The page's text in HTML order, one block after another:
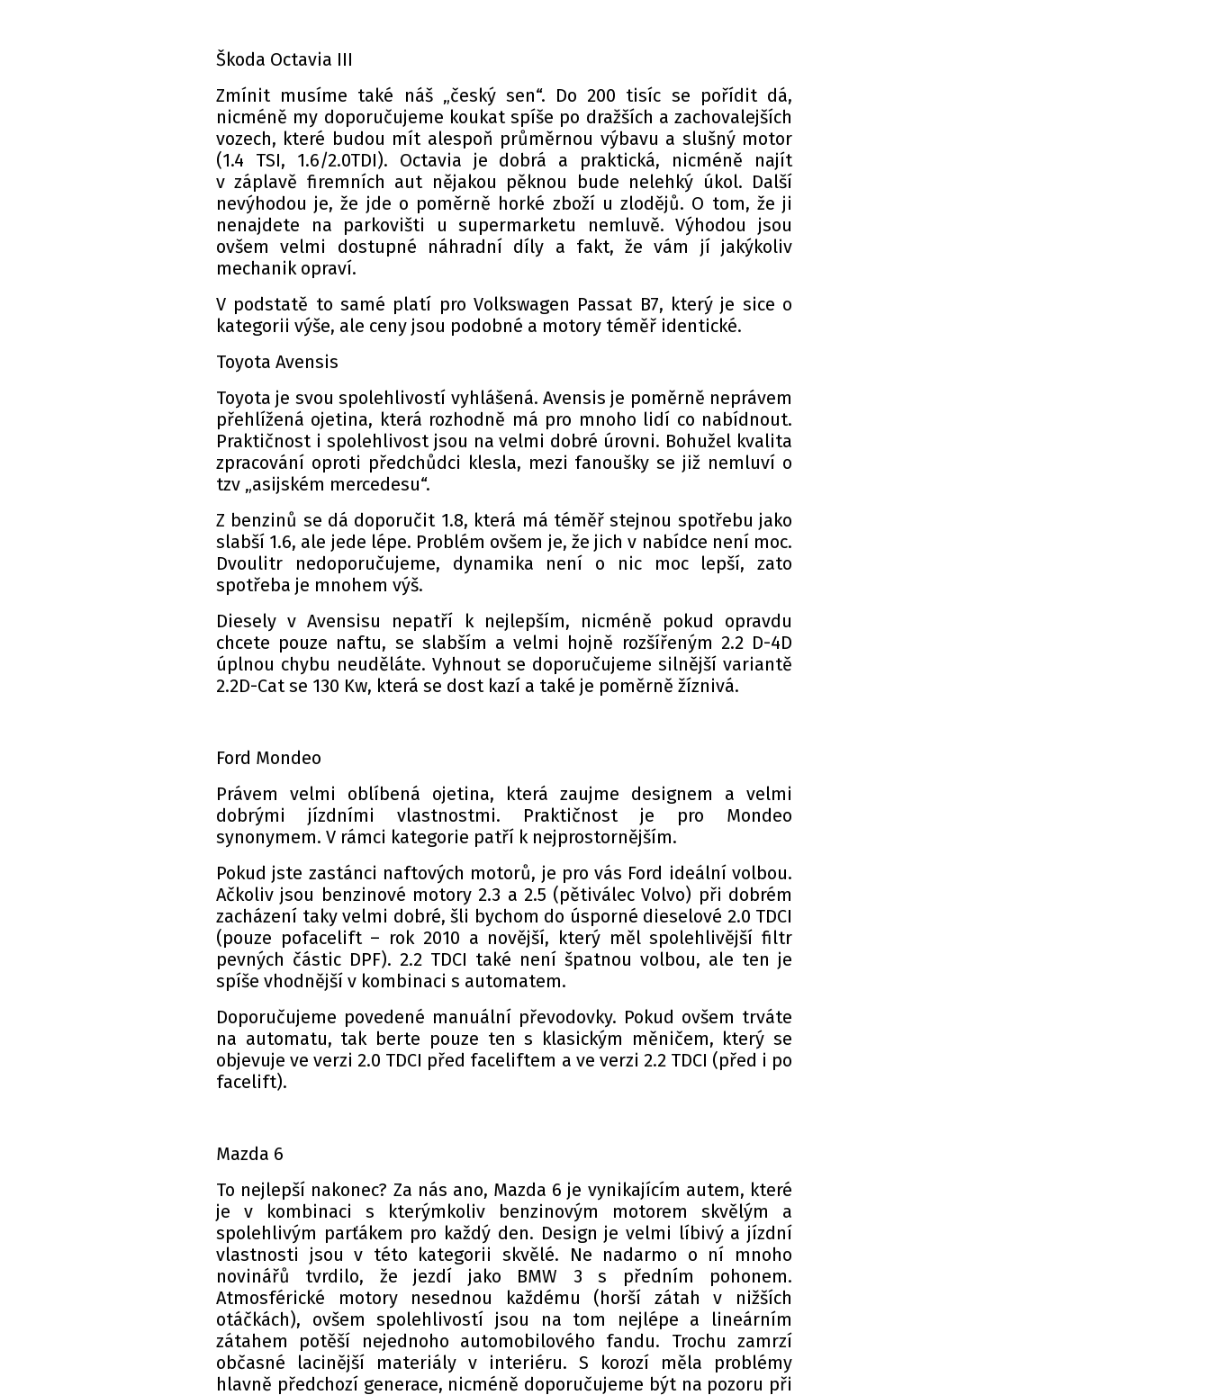
Škoda Octavia III
Zmínit musíme také náš „český sen“. Do 200 tisíc se pořídit dá,
nicméně my doporučujeme koukat spíše po dražších a zachovalejších
vozech, které budou mít alespoň průměrnou výbavu a slušný motor
(1.4 TSI, 1.6/2.0TDI). Octavia je dobrá a praktická, nicméně najít
v záplavě firemních aut nějakou pěknou bude nelehký úkol. Další
nevýhodou je, že jde o poměrně horké zboží u zlodějů. O tom, že ji
nenajdete na parkovišti u supermarketu nemluvě. Výhodou jsou
ovšem velmi dostupné náhradní díly a fakt, že vám jí jakýkoliv
mechanik opraví.
V podstatě to samé platí pro Volkswagen Passat B7, který je sice o
kategorii výše, ale ceny jsou podobné a motory téměř identické.
Toyota Avensis
Toyota je svou spolehlivostí vyhlášená. Avensis je poměrně neprávem
přehlížená ojetina, která rozhodně má pro mnoho lidí co nabídnout.
Praktičnost i spolehlivost jsou na velmi dobré úrovni. Bohužel kvalita
zpracování oproti předchůdci klesla, mezi fanoušky se již nemluví o
tzv „asijském mercedesu“.
Z benzinů se dá doporučit 1.8, která má téměř stejnou spotřebu jako
slabší 1.6, ale jede lépe. Problém ovšem je, že jich v nabídce není moc.
Dvoulitr nedoporučujeme, dynamika není o nic moc lepší, zato
spotřeba je mnohem výš.
Diesely v Avensisu nepatří k nejlepším, nicméně pokud opravdu
chcete pouze naftu, se slabším a velmi hojně rozšířeným 2.2 D-4D
úplnou chybu neuděláte. Vyhnout se doporučujeme silnější variantě
2.2D-Cat se 130 Kw, která se dost kazí a také je poměrně žíznivá.
Ford Mondeo
Právem velmi oblíbená ojetina, která zaujme designem a velmi
dobrými jízdními vlastnostmi. Praktičnost je pro Mondeo
synonymem. V rámci kategorie patří k nejprostornějším.
Pokud jste zastánci naftových motorů, je pro vás Ford ideální volbou.
Ačkoliv jsou benzinové motory 2.3 a 2.5 (pětiválec Volvo) při dobrém
zacházení taky velmi dobré, šli bychom do úsporné dieselové 2.0 TDCI
(pouze pofacelift – rok 2010 a novější, který měl spolehlivější filtr
pevných částic DPF). 2.2 TDCI také není špatnou volbou, ale ten je
spíše vhodnější v kombinaci s automatem.
Doporučujeme povedené manuální převodovky. Pokud ovšem trváte
na automatu, tak berte pouze ten s klasickým měničem, který se
objevuje ve verzi 2.0 TDCI před faceliftem a ve verzi 2.2 TDCI (před i po
facelift).
Mazda 6
To nejlepší nakonec? Za nás ano, Mazda 6 je vynikajícím autem, které
je v kombinaci s kterýmkoliv benzinovým motorem skvělým a
spolehlivým parťákem pro každý den. Design je velmi líbivý a jízdní
vlastnosti jsou v této kategorii skvělé. Ne nadarmo o ní mnoho
novinářů tvrdilo, že jezdí jako BMW 3 s předním pohonem.
Atmosférické motory nesednou každému (horší zátah v nižších
otáčkách), ovšem spolehlivostí jsou na tom nejlépe a lineárním
zátahem potěší nejednoho automobilového fandu. Trochu zamrzí
občasné lacinější materiály v interiéru. S korozí měla problémy
hlavně předchozí generace, nicméně doporučujeme být na pozoru při